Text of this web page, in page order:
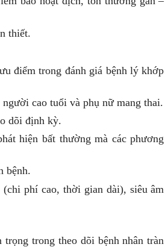
thiết.
điểm trong đánh giá bệnh lý khớp
cao tuổi và phụ nữ mang thai.
dõi định kỳ.
hiện bất thường mà các phương
bệnh.
phí cao, thời gian dài), siêu âm
trong theo dõi bệnh nhân tràn